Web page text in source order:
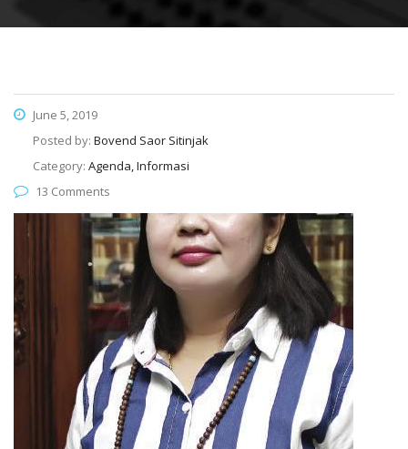
June 5, 2019
Posted by: Bovend Saor Sitinjak
Category: Agenda, Informasi
13 Comments